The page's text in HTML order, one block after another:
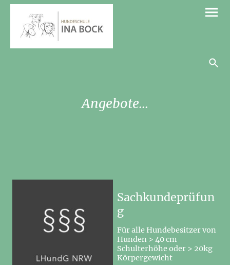
Angebote...
Sachkundeprüfun
g
Für alle Hundebesitzer von
Hunden > 40 cm
Schulterhöhe oder > 20kg
Körpergewicht